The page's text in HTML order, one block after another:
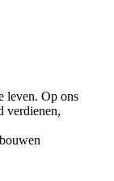
leven. Op ons
verdienen,